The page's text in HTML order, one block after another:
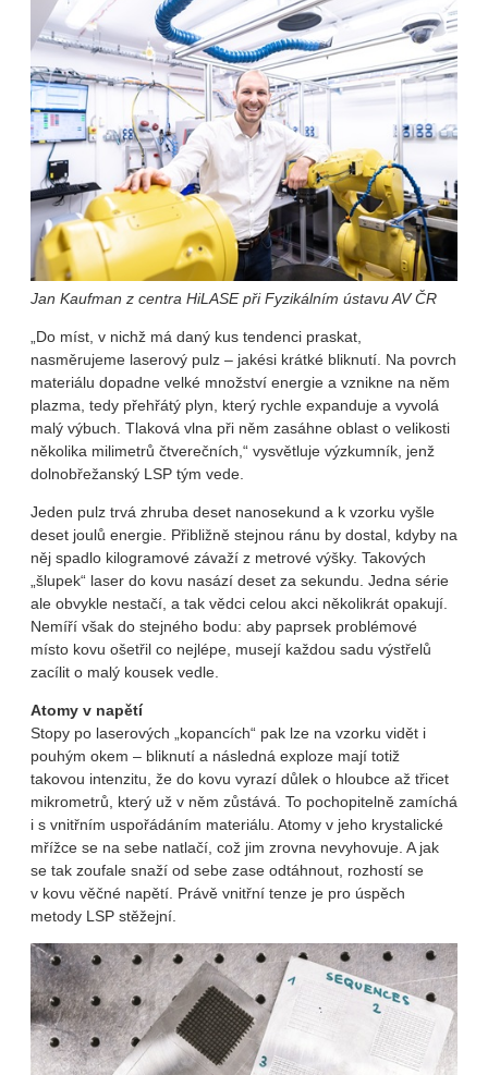
Jan Kaufman z centra HiLASE při Fyzikálním ústavu AV ČR
„Do míst, v nichž má daný kus tendenci praskat,
nasměrujeme laserový pulz – jakési krátké bliknutí. Na povrch
materiálu dopadne velké množství energie a vznikne na něm
plazma, tedy přehřátý plyn, který rychle expanduje a vyvolá
malý výbuch. Tlaková vlna při něm zasáhne oblast o velikosti
několika milimetrů čtverečních,“ vysvětluje výzkumník, jenž
dolnobřežanský LSP tým vede.
Jeden pulz trvá zhruba deset nanosekund a k vzorku vyšle
deset joulů energie. Přibližně stejnou ránu by dostal, kdyby na
něj spadlo kilogramové závaží z metrové výšky. Takových
„šlupek“ laser do kovu nasází deset za sekundu. Jedna série
ale obvykle nestačí, a tak vědci celou akci několikrát opakují.
Nemíří však do stejného bodu: aby paprsek problémové
místo kovu ošetřil co nejlépe, musejí každou sadu výstřelů
zacílit o malý kousek vedle.
Atomy v napětí
Stopy po laserových „kopancích“ pak lze na vzorku vidět i
pouhým okem – bliknutí a následná exploze mají totiž
takovou intenzitu, že do kovu vyrazí důlek o hloubce až třicet
mikrometrů, který už v něm zůstává. To pochopitelně zamíchá
i s vnitřním uspořádáním materiálu. Atomy v jeho krystalické
mřížce se na sebe natlačí, což jim zrovna nevyhovuje. A jak
se tak zoufale snaží od sebe zase odtáhnout, rozhostí se
v kovu věčné napětí. Právě vnitřní tenze je pro úspěch
metody LSP stěžejní.